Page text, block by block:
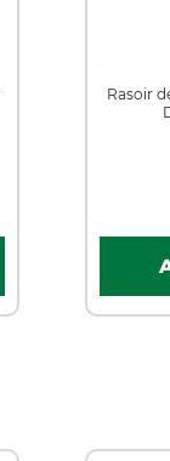
Rasoir